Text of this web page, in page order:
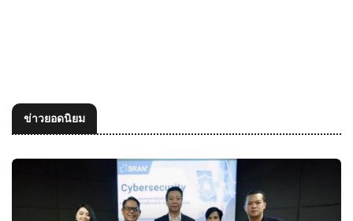
ข่าวยอดนิยม